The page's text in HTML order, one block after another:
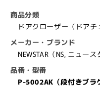
付
き
ラ
ケ
ッ
ト
き
ラ
ケ
ト
商品分類
ドアクローザー（ドアチ
メーカー・ブランド
NEWSTAR（NS, ニュー
品番・型番
P-5002AK（段付きブラ